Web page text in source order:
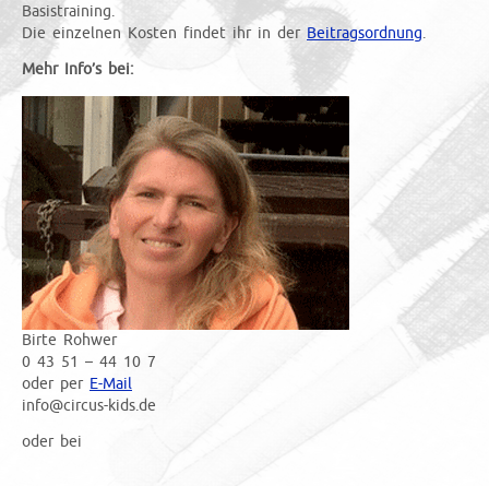
Basistraining.
Die einzelnen Kosten findet ihr in der Beitragsordnung.
Mehr Info’s bei:
Birte Rohwer
0 43 51 – 44 10 7
oder per E-Mail
info@circus-kids.de
oder bei